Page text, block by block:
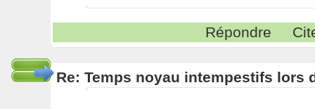
Répondre
Re: Temps noyau intempestifs lors